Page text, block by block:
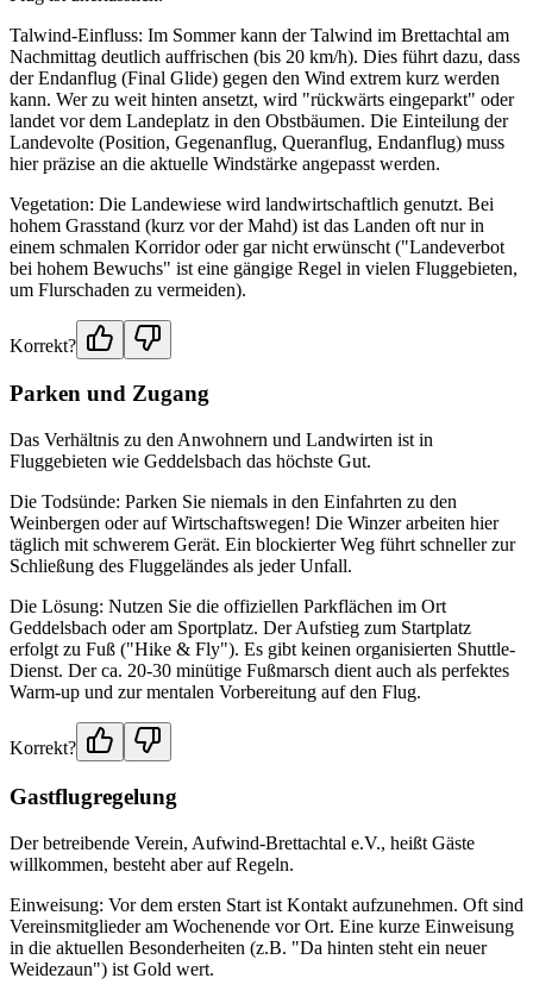
Talwind-Einfluss: Im Sommer kann der Talwind im Brettachtal am
Nachmittag deutlich auffrischen (bis 20 km/h). Dies führt dazu, dass
der Endanflug (Final Glide) gegen den Wind extrem kurz werden
kann. Wer zu weit hinten ansetzt, wird "rückwärts eingeparkt" oder
landet vor dem Landeplatz in den Obstbäumen. Die Einteilung der
Landevolte (Position, Gegenanflug, Queranflug, Endanflug) muss
hier präzise an die aktuelle Windstärke angepasst werden.
Vegetation: Die Landewiese wird landwirtschaftlich genutzt. Bei
hohem Grasstand (kurz vor der Mahd) ist das Landen oft nur in
einem schmalen Korridor oder gar nicht erwünscht ("Landeverbot
bei hohem Bewuchs" ist eine gängige Regel in vielen Fluggebieten,
um Flurschaden zu vermeiden).
Korrekt?
Parken und Zugang
Das Verhältnis zu den Anwohnern und Landwirten ist in
Fluggebieten wie Geddelsbach das höchste Gut.
Die Todsünde: Parken Sie niemals in den Einfahrten zu den
Weinbergen oder auf Wirtschaftswegen! Die Winzer arbeiten hier
täglich mit schwerem Gerät. Ein blockierter Weg führt schneller zur
Schließung des Fluggeländes als jeder Unfall.
Die Lösung: Nutzen Sie die offiziellen Parkflächen im Ort
Geddelsbach oder am Sportplatz. Der Aufstieg zum Startplatz
erfolgt zu Fuß ("Hike & Fly"). Es gibt keinen organisierten Shuttle-
Dienst. Der ca. 20-30 minütige Fußmarsch dient auch als perfektes
Warm-up und zur mentalen Vorbereitung auf den Flug.
Korrekt?
Gastflugregelung
Der betreibende Verein, Aufwind-Brettachtal e.V., heißt Gäste
willkommen, besteht aber auf Regeln.
Einweisung: Vor dem ersten Start ist Kontakt aufzunehmen. Oft sind
Vereinsmitglieder am Wochenende vor Ort. Eine kurze Einweisung
in die aktuellen Besonderheiten (z.B. "Da hinten steht ein neuer
Weidezaun") ist Gold wert.